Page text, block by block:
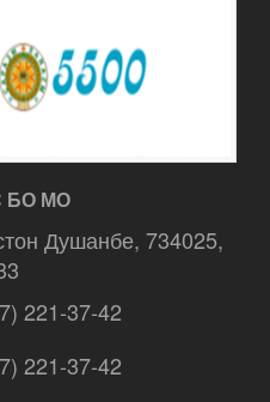
БО МО
Душанбе, 734025,
221-37-42
221-37-42